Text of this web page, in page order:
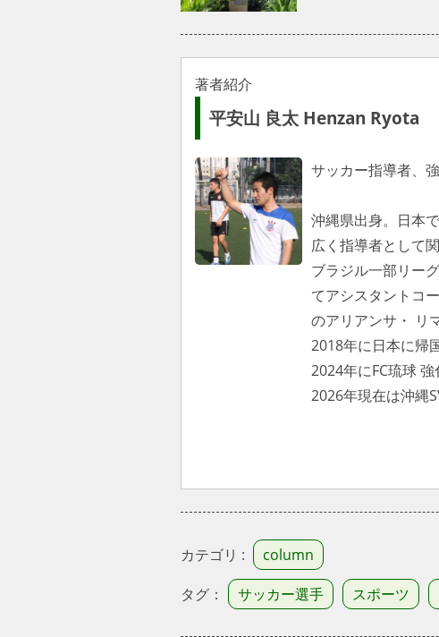
著者紹介
平安山 良太 Henzan Ryota
サッカー指導者、
沖縄県出身。日本
広く指導者として
ブラジル一部リー
てアシスタントコ
のアリアンサ・ リ
2018年に日本に帰
2024年にFC琉球
2026年現在は沖縄
カテゴリ :
column
タグ：
サッカー選手 スポーツ